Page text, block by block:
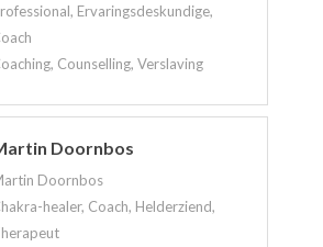
Ervaringsdeskundige,
Counselling, Verslaving
Doornbos
Doornbos
healer, Coach, Helderziend,